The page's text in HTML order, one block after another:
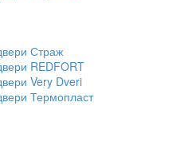
Страж
REDFORT
Very Dveri
Термопласт